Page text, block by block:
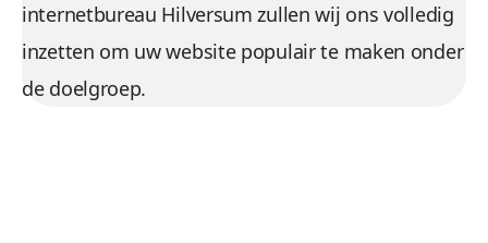
internetbureau Hilversum zullen wij ons volledig
inzetten om uw website populair te maken onder
de doelgroep.